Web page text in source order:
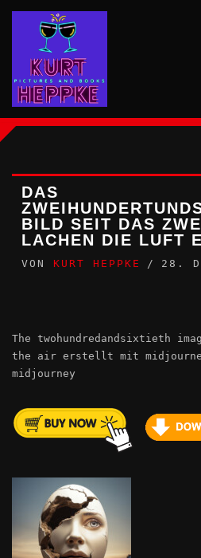
Inhalt
springen
DAS
BILD SEIT DAS
LACHEN DIE LUFT
VON KURT HEPPKE 28.
The twohundredandsixtieth
the air erstellt mit
midjourney